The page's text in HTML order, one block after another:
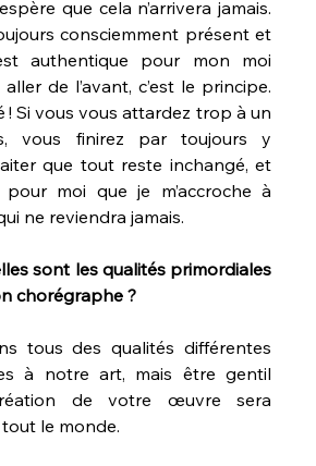
que cela n’arrivera jamais.
consciemment présent et
authentique pour mon moi
de l’avant, c’est le principe.
! Si vous vous attardez trop à un
vous finirez par toujours y
que tout reste inchangé, et
pour moi que je m’accroche à
ne reviendra jamais.
sont les qualités primordiales
chorégraphe ?
tous des qualités différentes
à notre art, mais être gentil
de votre œuvre sera
le monde.